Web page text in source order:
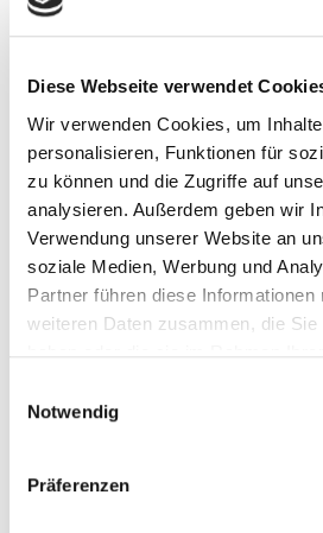
Diese Webseite verwendet
Wir verwenden Cookies, um
personalisieren, Funktionen für
zu können und die Zugriffe auf
analysieren. Außerdem geben wir
Verwendung unserer Website an
soziale Medien, Werbung und
Partner führen diese
weiteren Daten zusammen, die Sie
Notwendig
Präferenzen
Unterschied macht
Warum ein Umzug ins
nur Kisten packen
Weiterlesen